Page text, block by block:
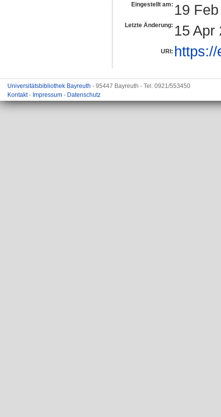
Eingestellt am: 19
Letzte Änderung: 15 Apr
URI:
Universitätsbibliothek Bayreuth - 95447 Bayreuth - Tel. 0921/553450
Kontakt- Impressum - Datenschutz